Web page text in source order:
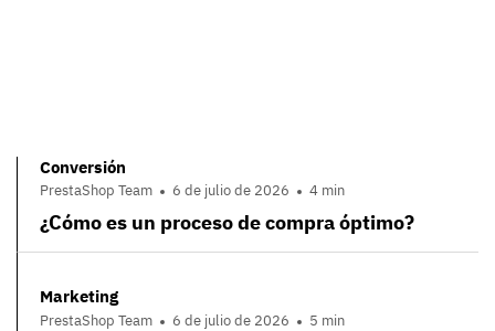
Conversión
PrestaShop Team 6 de julio de 2026 4 min
¿Cómo es un proceso de compra óptimo?
Marketing
PrestaShop Team 6 de julio de 2026 5 min